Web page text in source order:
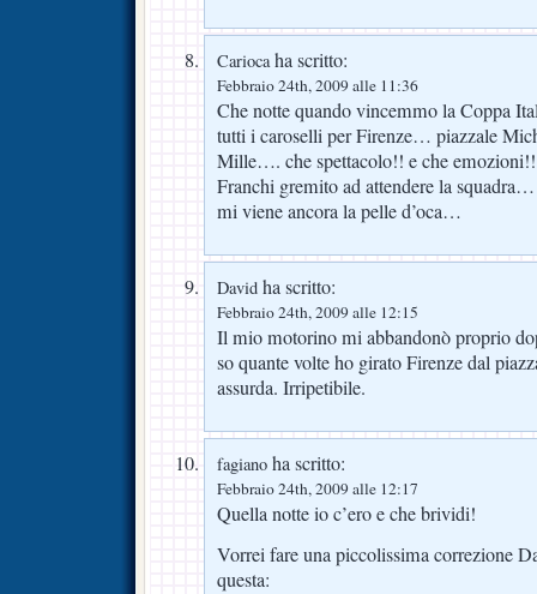
Cariocaha scritto:
Febbraio 24th, 2009 alle 11:36
Che notte quando vincemmo la Coppa
tutti i caroselli per Firenze… piazzale
Mille…. che spettacolo!! e che
Franchi gremito ad attendere la
mi viene ancora la pelle d’oca…
David ha scritto:
Febbraio 24th, 2009 alle 12:15
Il mio motorino mi abbandonò proprio
so quante volte ho girato Firenze dal
assurda. Irripetibile.
fagiano ha scritto:
Febbraio 24th, 2009 alle 12:17
Quella notte io c’ero e che brividi!
Vorrei fare una piccolissima correzione
questa: